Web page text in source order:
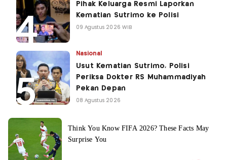
Pihak Keluarga Resmi Laporkan
Kematian Sutrimo ke Polisi
09 Agustus 2026 WIB
Nasional
Usut Kematian Sutrimo, Polisi
Periksa Dokter RS Muhammadiyah
Pekan Depan
08 Agustus 2026